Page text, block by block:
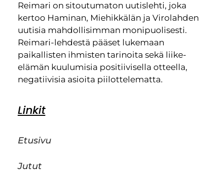
Reimari on sitoutumaton uutislehti, joka
kertoo Haminan, Miehikkälän ja Virolahden
uutisia mahdollisimman monipuolisesti.
Reimari-lehdestä pääset lukemaan
paikallisten ihmisten tarinoita sekä liike-
elämän kuulumisia positiivisella otteella,
negatiivisia asioita piilottelematta.
Linkit
Etusivu
Jutut